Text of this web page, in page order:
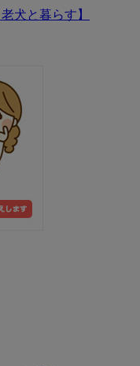
犬と暮らす】